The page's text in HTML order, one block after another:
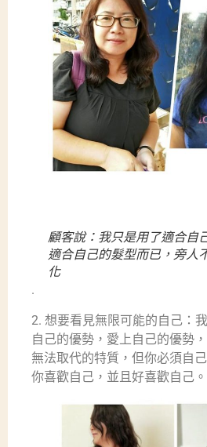
顧客說：我只是用了適合自
適合自己的髮型而已，旁人
化
.
2. 想要看見無限可能的自己：
自己的優勢，愛上自己的優勢
無法取代的特質，但你必須自
你喜歡自己，並且好喜歡自己。